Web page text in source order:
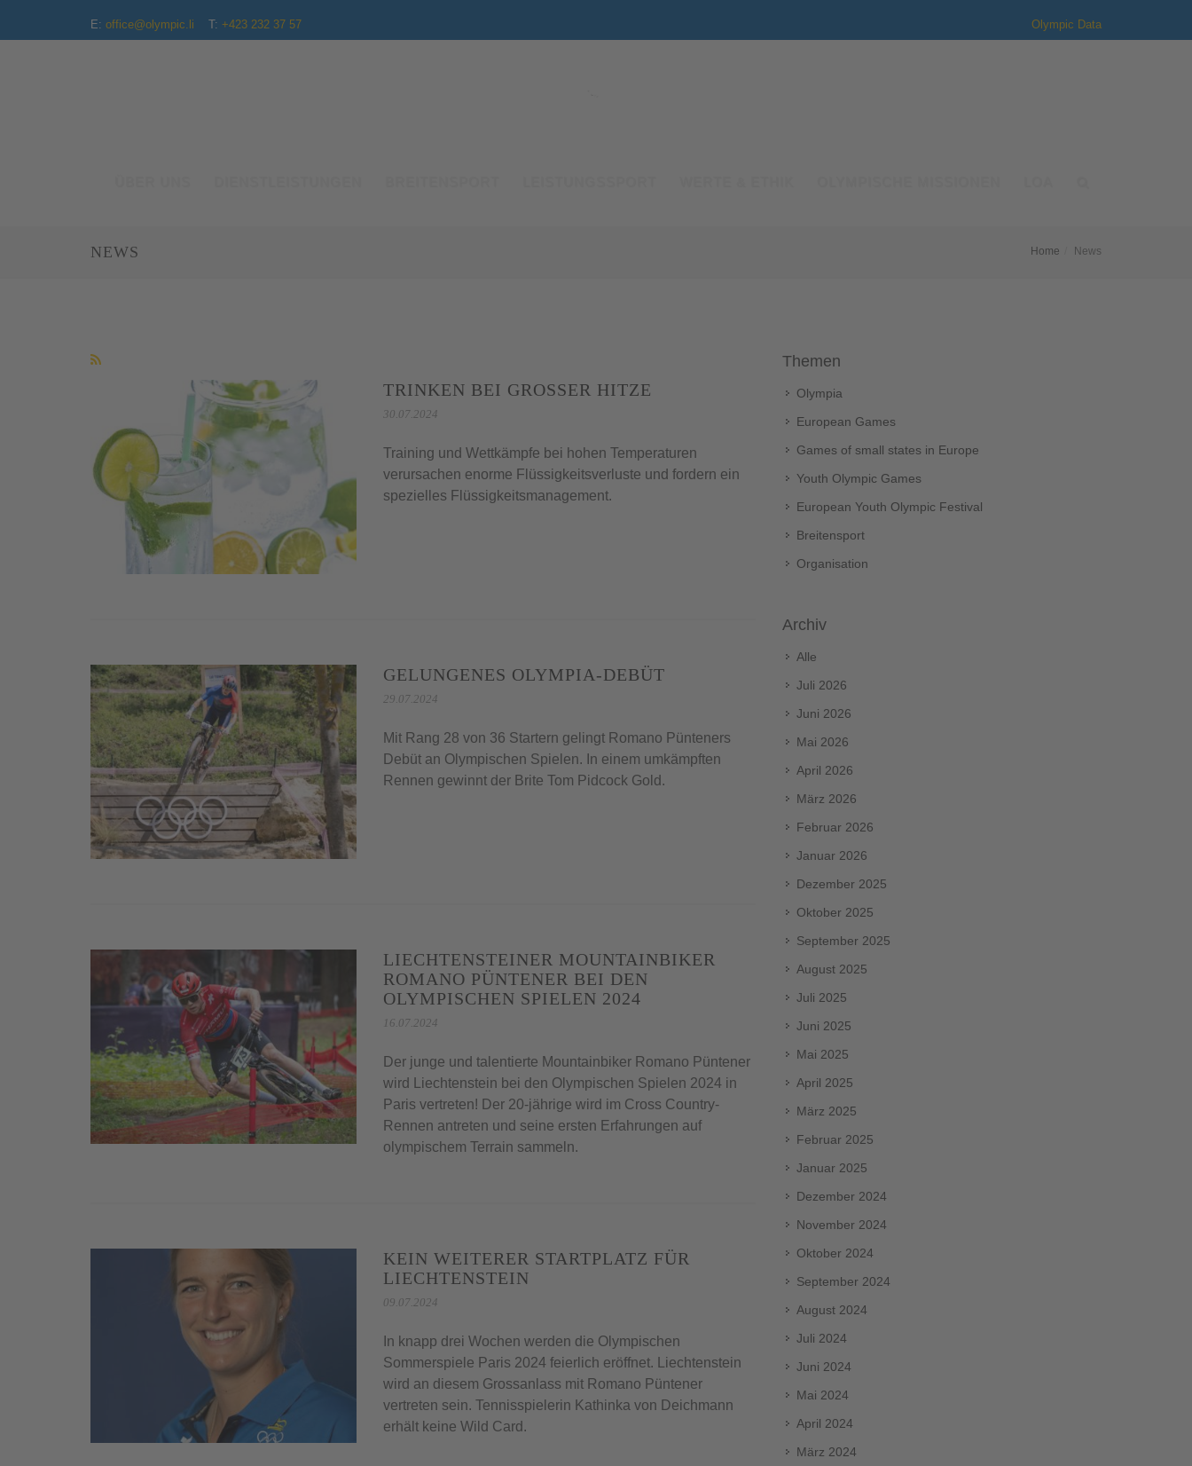
E: office@olympic.li T: +423 232 37 57 Olympic Data
NEWS Home News
TRINKEN BEI GROSSER HITZE
30.07.2024
Training und Wettkämpfe bei hohen Temperaturen
verursachen enorme Flüssigkeitsverluste und fordern ein
spezielles Flüssigkeitsmanagement.
GELUNGENES OLYMPIA-DEBÜT
29.07.2024
Mit Rang 28 von 36 Startern gelingt Romano Pünteners
Debüt an Olympischen Spielen. In einem umkämpften
Rennen gewinnt der Brite Tom Pidcock Gold.
LIECHTENSTEINER MOUNTAINBIKER
ROMANO PÜNTENER BEI DEN
OLYMPISCHEN SPIELEN 2024
16.07.2024
Der junge und talentierte Mountainbiker Romano Püntener
wird Liechtenstein bei den Olympischen Spielen 2024 in
Paris vertreten! Der 20-jährige wird im Cross Country-
Rennen antreten und seine ersten Erfahrungen auf
olympischem Terrain sammeln.
KEIN WEITERER STARTPLATZ FÜR
LIECHTENSTEIN
09.07.2024
In knapp drei Wochen werden die Olympischen
Sommerspiele Paris 2024 feierlich eröffnet. Liechtenstein
wird an diesem Grossanlass mit Romano Püntener
vertreten sein. Tennisspielerin Kathinka von Deichmann
erhält keine Wild Card.
Themen
Olympia
European Games
Games of small states in Europe
Youth Olympic Games
European Youth Olympic Festival
Breitensport
Organisation
Archiv
Alle
Juli 2026
Juni 2026
Mai 2026
April 2026
März 2026
Februar 2026
Januar 2026
Dezember 2025
Oktober 2025
September 2025
August 2025
Juli 2025
Juni 2025
Mai 2025
April 2025
März 2025
Februar 2025
Januar 2025
Dezember 2024
November 2024
Oktober 2024
September 2024
August 2024
Juli 2024
Juni 2024
Mai 2024
April 2024
März 2024